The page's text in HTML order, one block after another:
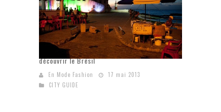
La trousse de toilette : l’accessoire indispensable de voyage
Week-end spa en automne : quel maillot de bain choisir ?
Le Festival Encantado : une bonne occasion de
découvrir le Brésil
En Mode Fashion
17 mai 2013
CITY GUIDE